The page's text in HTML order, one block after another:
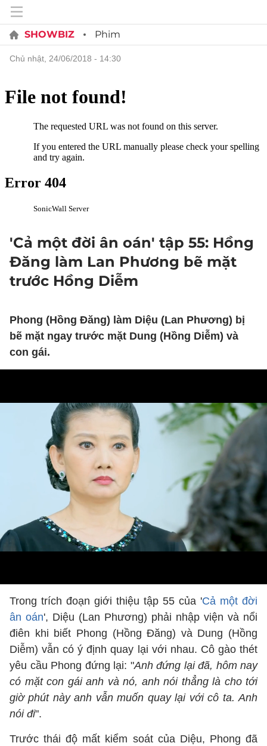
SHOWBIZ Phim
chủ nhật, 24/06/2018 - 14:30
'Cả một đời ân oán' tập 55: Hồng
Đăng làm Lan Phương bẽ mặt
trước Hồng Diễm
Phong (Hồng Đăng) làm Diệu (Lan Phương) bị
bẽ mặt ngay trước mặt Dung (Hồng Diễm) và
con gái.
Trong trích đoạn giới thiệu tập 55 của 'Cả một đời
ân oán', Diệu (Lan Phương) phải nhập viện và nổi
điên khi biết Phong (Hồng Đăng) và Dung (Hồng
Diễm) vẫn có ý định quay lại với nhau. Cô gào thét
yêu cầu Phong đứng lại: "Anh đứng lại đã, hôm nay
có mặt con gái anh và nó, anh nói thẳng là cho tới
giờ phút này anh vẫn muốn quay lại với cô ta. Anh
nói đi".
Trước thái độ mất kiểm soát của Diệu, Phong đã